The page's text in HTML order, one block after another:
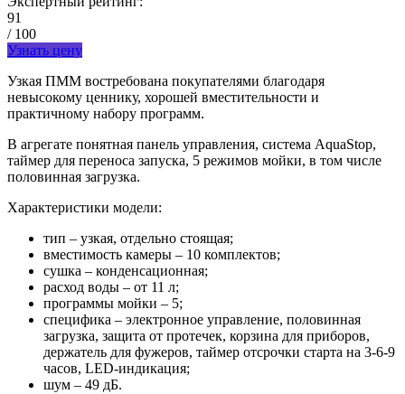
91
/ 100
Узнать цену
Узкая ПММ востребована покупателями благодаря
невысокому ценнику, хорошей вместительности и
практичному набору программ.
В агрегате понятная панель управления, система AquaStop,
таймер для переноса запуска, 5 режимов мойки, в том числе
половинная загрузка.
Характеристики модели:
тип – узкая, отдельно стоящая;
вместимость камеры – 10 комплектов;
сушка – конденсационная;
расход воды – от 11 л;
программы мойки – 5;
специфика – электронное управление, половинная
загрузка, защита от протечек, корзина для приборов,
держатель для фужеров, таймер отсрочки старта на 3-6-9
часов, LED-индикация;
шум – 49 дБ.